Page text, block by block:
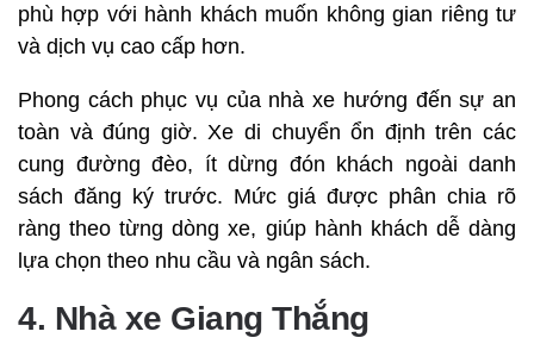
phù hợp với hành khách muốn không gian riêng tư
và dịch vụ cao cấp hơn.
Phong cách phục vụ của nhà xe hướng đến sự an
toàn và đúng giờ. Xe di chuyển ổn định trên các
cung đường đèo, ít dừng đón khách ngoài danh
sách đăng ký trước. Mức giá được phân chia rõ
ràng theo từng dòng xe, giúp hành khách dễ dàng
lựa chọn theo nhu cầu và ngân sách.
4. Nhà xe Giang Thắng